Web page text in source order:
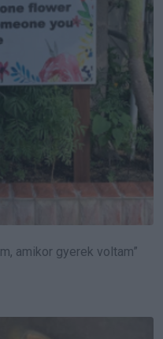
amikor gyerek voltam”